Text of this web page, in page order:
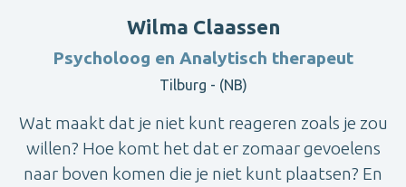
Wilma Claassen
Psycholoog en Analytisch therapeut
Tilburg - (NB)
Wat maakt dat je niet kunt reageren zoals je zou
willen? Hoe komt het dat er zomaar gevoelens
naar boven komen die je niet kunt plaatsen? En